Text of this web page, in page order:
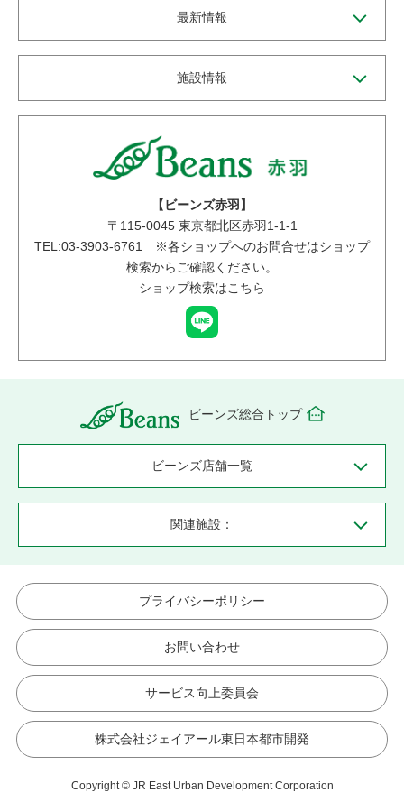
最新情報
施設情報
【ビーンズ赤羽】
〒 115-0045東京都北区赤羽1-1-1
TEL:03-3903-6761 ※各ショップへのお問合せはショップ
検索からご確認ください。
ショップ検索はこちら
ビーンズ総合トップ
ビーンズ店舗一覧
関連施設：
プライバシーポリシー
お問い合わせ
サービス向上委員会
株式会社ジェイアール東日本都市開発
Copyright © JR East Urban Development Corporation